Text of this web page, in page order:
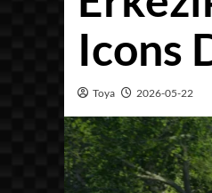
Icons
Toya 2026-05-22